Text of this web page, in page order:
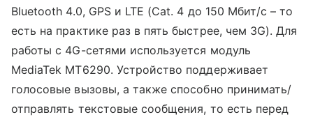
Bluetooth 4.0, GPS и LTE (Cat. 4 до 150 Мбит/с – то
есть на практике раз в пять быстрее, чем 3G). Для
работы с 4G-сетями используется модуль
MediaTek MT6290. Устройство поддерживает
голосовые вызовы, а также способно принимать/
отправлять текстовые сообщения, то есть перед